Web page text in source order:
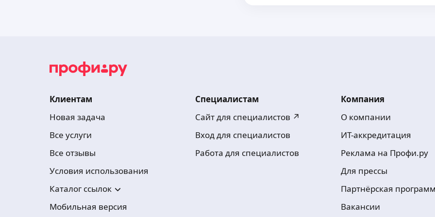
Клиентам
Новая задача
Все услуги
Все отзывы
Условия использования
Каталог ссылок
Мобильная версия
Специалистам
Сайт для специалистов ↗
Вход для специалистов
Работа для специалистов
Компания
О компании
ИТ-аккредитация
Реклама на Профи.ру
Для прессы
Партнёрская
Вакансии